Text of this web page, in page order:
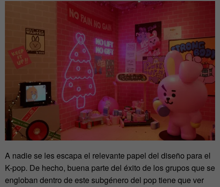
A nadie se les escapa el relevante papel del diseño para el
K-pop. De hecho, buena parte del éxito de los grupos que se
engloban dentro de este subgénero del pop tiene que ver